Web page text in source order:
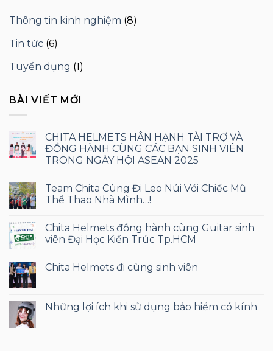
Thông tin kinh nghiệm (8)
Tin tức (6)
Tuyển dụng (1)
BÀI VIẾT MỚI
CHITA HELMETS HÂN HẠNH TÀI TRỢ VÀ
ĐỒNG HÀNH CÙNG CÁC BẠN SINH VIÊN
TRONG NGÀY HỘI ASEAN 2025
Team Chita Cùng Đi Leo Núi Với Chiếc Mũ
Thể Thao Nhà Mình…!
Chita Helmets đồng hành cùng Guitar sinh
viên Đại Học Kiến Trúc Tp.HCM
Chita Helmets đi cùng sinh viên
Những lợi ích khi sử dụng bảo hiểm có kính